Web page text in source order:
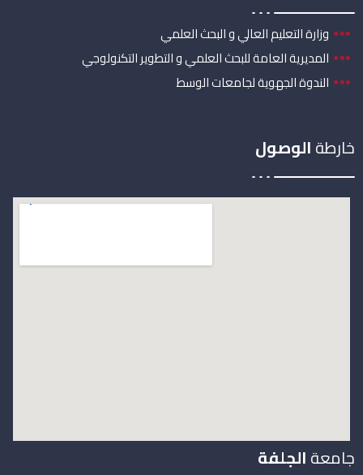
وزارة التعليم العالي و البحث العلمي
المديرية العامة للبحث العلمي و التطوير التكنولوجي
الندوة الجهوية لجامعات الوسط
خارطةالوصول
جامعةالجلفة